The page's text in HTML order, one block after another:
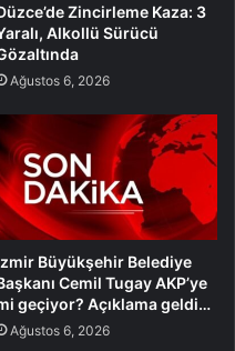
Zincirleme Kaza: 3
Alkollü Sürücü
Ağustos 6, 2026
Büyükşehir Belediye
Cemil Tugay AKP’ye
geçiyor? Açıklama geldi…
Ağustos 6, 2026